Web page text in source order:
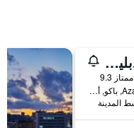
فندق جيه دبليو ماريوت أبشيرون باكو
ممتاز 9.3
674 Azadliq Square, باكو, أذربيجان